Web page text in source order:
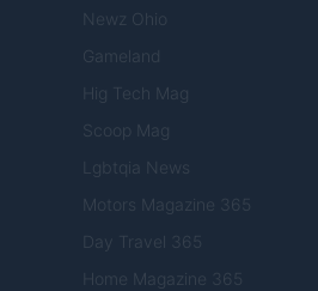
Newz Ohio
Gameland
Hig Tech Mag
Scoop Mag
Lgbtqia News
Motors Magazine 365
Day Travel 365
Home Magazine 365